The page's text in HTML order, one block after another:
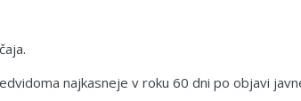
najkasneje v roku 60 dni po objavi